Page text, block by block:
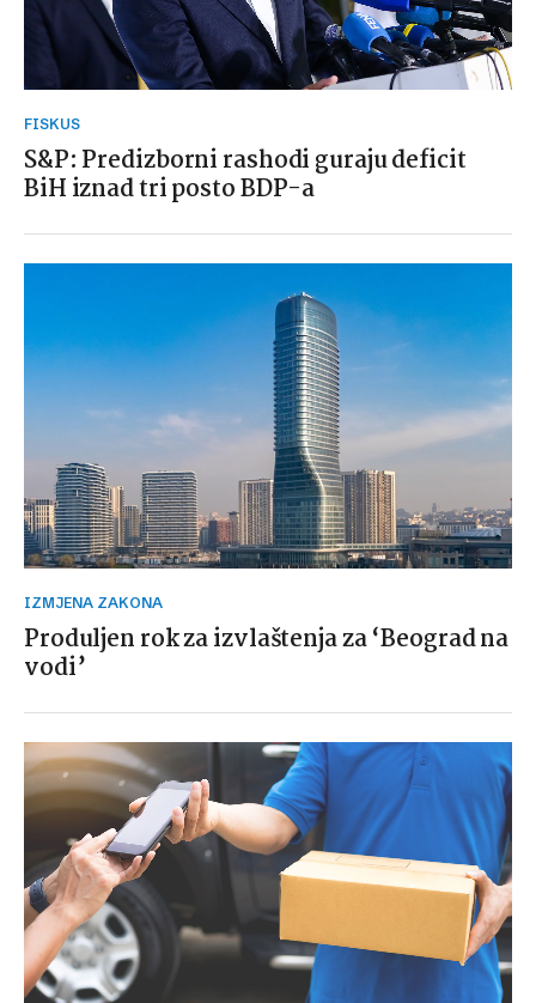
FISKUS
S&P: Predizborni rashodi guraju deficit
BiH iznad tri posto BDP-a
IZMJENA ZAKONA
Produljen rok za izvlaštenja za ‘Beograd na
vodi’